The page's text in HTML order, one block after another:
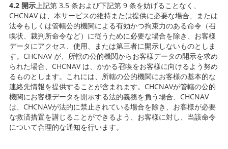
4.2 開示上記第 3.5 条および下記第 9 条を妨げることなく、
CHCNAV は、本サービスの維持または提供に必要な場合、または
法令もしくは管轄公的機関による有効かつ拘束力のある命令（召
喚状、裁判所命令など）に従うために必要な場合を除き、お客様
データにアクセス、使用、または第三者に開示しないものとしま
す。CHCNAV が、所轄の公的機関からお客様データの開示を求め
られた場合、CHCNAV は、かかる召喚をお客様に向けるよう努め
るものとします。これには、所轄の公的機関にお客様の基本的な
連絡先情報を提供することが含まれます。CHCNAVが管轄の公的
機関にお客様データを開示する法的義務を負う場合、CHCNAV
は、CHCNAVが法的に禁止されている場合を除き、お客様が必要
な救済措置を講じることができるよう、お客様に対し、当該命令
について合理的な通知を行います。